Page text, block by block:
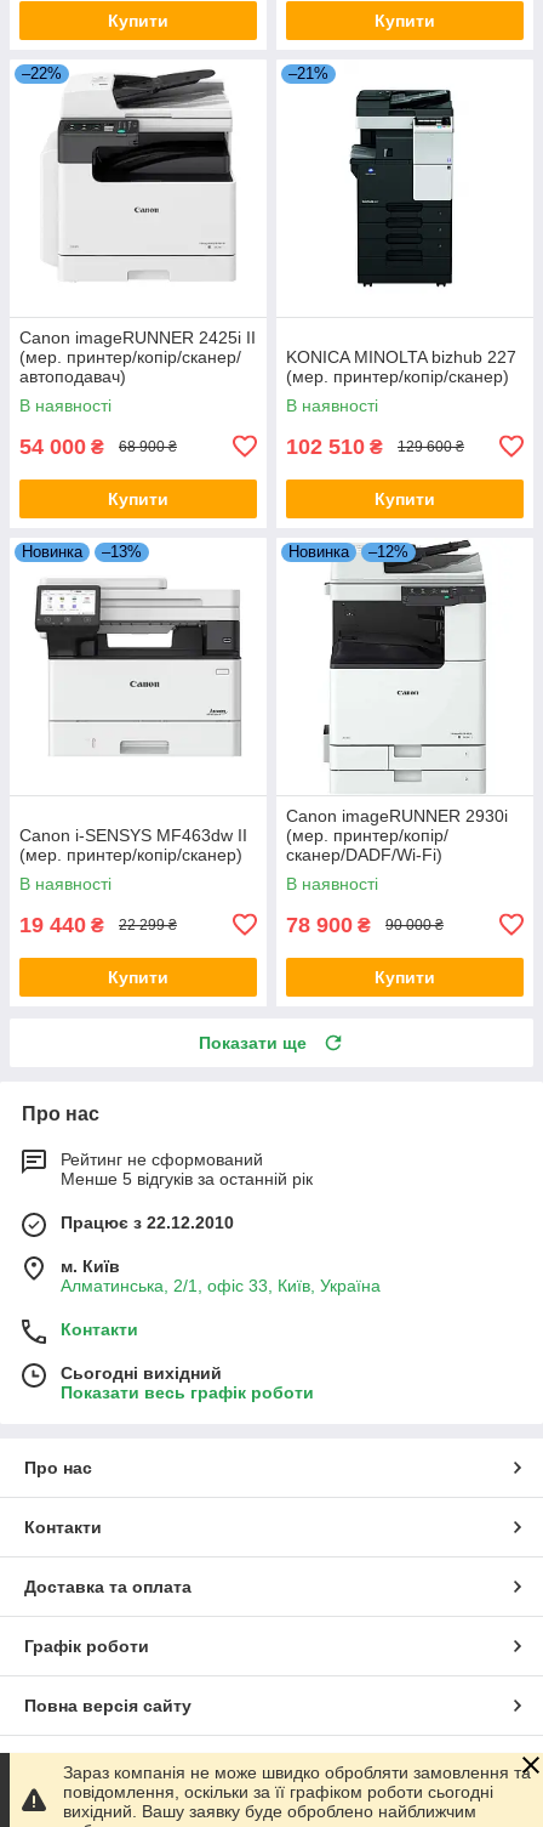
Купити Купити
–22%
Canon imageRUNNER 2425i II
(мер. принтер/копір/сканер/
автоподавач)
В наявності
54 000 ₴ 68 900 ₴
Купити
–21%
KONICA MINOLTA bizhub 227
(мер. принтер/копір/сканер)
В наявності
102 510 ₴ 129 600 ₴
Купити
Новинка –13%
Canon i-SENSYS MF463dw II
(мер. принтер/копір/сканер)
В наявності
19 440 ₴ 22 299 ₴
Купити
Новинка –12%
Canon imageRUNNER 2930i
(мер. принтер/копір/
сканер/DADF/Wi-Fi)
В наявності
78 900 ₴ 90 000 ₴
Купити
Показати ще
Про нас
Рейтинг не сформований
Менше 5 відгуків за останній рік
Працює з 22.12.2010
м. Київ
Алматинська, 2/1, офіс 33, Київ, Україна
Контакти
Сьогодні вихідний
Показати весь графік роботи
Про нас
Контакти
Доставка та оплата
Графік роботи
Повна версія сайту
Сайт створено на маркетплейсі Prom.ua
Зараз компанія не може швидко обробляти замовлення та
повідомлення, оскільки за її графіком роботи сьогодні
вихідний. Вашу заявку буде оброблено найближчим